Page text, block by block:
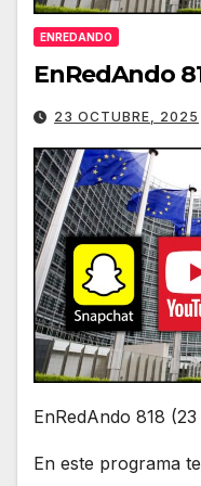
ENREDANDO
EnRedAndo
23 OCTUBRE, 2025
EnRedAndo 818
En este programa